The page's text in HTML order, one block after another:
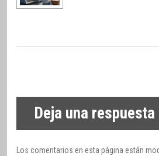
Deja una respuesta
Los comentarios en esta página están